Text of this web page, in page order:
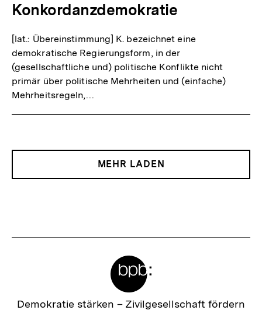
Konkordanzdemokratie
[lat.: Übereinstimmung] K. bezeichnet eine
demokratische Regierungsform, in der
(gesellschaftliche und) politische Konflikte nicht
primär über politische Mehrheiten und (einfache)
Mehrheitsregeln,…
MEHR LADEN
Zur
Demokratie stärken – Zivilgesellschaft fördern